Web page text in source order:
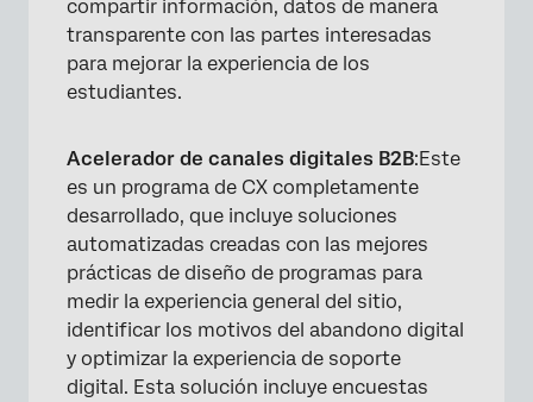
compartir información, datos de manera
transparente con las partes interesadas
para mejorar la experiencia de los
estudiantes.
Acelerador de canales digitales B2B:Este
es un programa de CX completamente
desarrollado, que incluye soluciones
automatizadas creadas con las mejores
prácticas de diseño de programas para
medir la experiencia general del sitio,
identificar los motivos del abandono digital
y optimizar la experiencia de soporte
digital. Esta solución incluye encuestas